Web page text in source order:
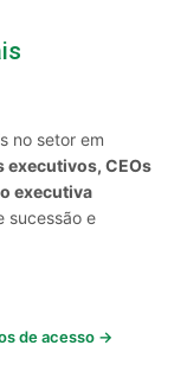
no setor em
executivos, CEOs
executiva
sucessão e
de acesso →